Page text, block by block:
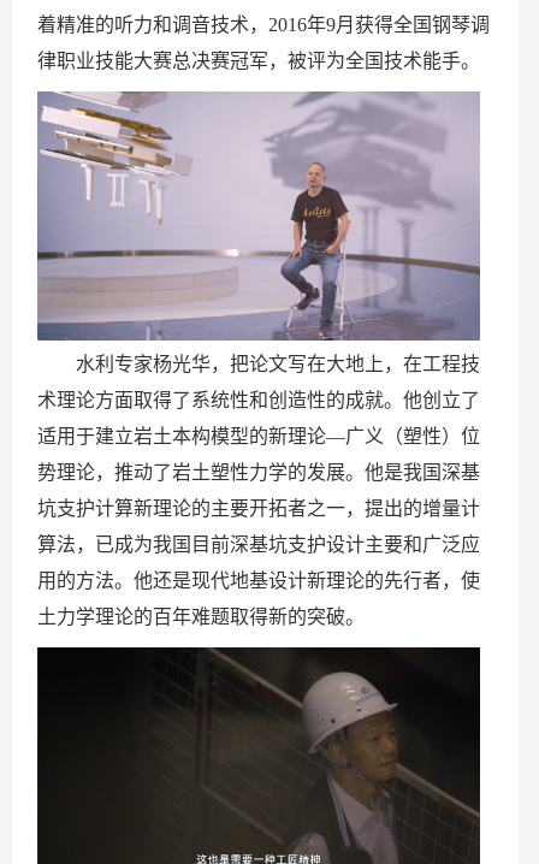
着精准的听力和调音技术，2016年9月获得全国钢琴调
律职业技能大赛总决赛冠军，被评为全国技术能手。
水利专家杨光华，把论文写在大地上，在工程技
术理论方面取得了系统性和创造性的成就。他创立了
适用于建立岩土本构模型的新理论—广义（塑性）位
势理论，推动了岩土塑性力学的发展。他是我国深基
坑支护计算新理论的主要开拓者之一，提出的增量计
算法，已成为我国目前深基坑支护设计主要和广泛应
用的方法。他还是现代地基设计新理论的先行者，使
土力学理论的百年难题取得新的突破。